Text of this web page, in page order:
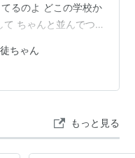
るのよ どこの学校か
て ちゃんと並んでつ
してて可愛いわねぇ
お疲れさまです 💦
ぞいてたら あっ！は
ちゃん
もっと見る